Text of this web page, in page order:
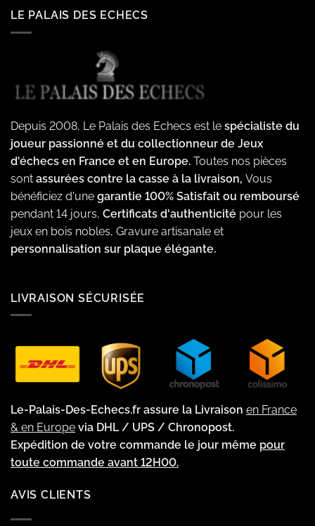
LE PALAIS DES ECHECS
Depuis 2008, Le Palais des Echecs est le spécialiste du
joueur passionné et du collectionneur de Jeux
d'échecs en France et en Europe. Toutes nos pièces
sont assurées contre la casse à la livraison, Vous
bénéficiez d'une garantie 100% Satisfait ou remboursé
pendant 14 jours, Certificats d'authenticité pour les
jeux en bois nobles, Gravure artisanale et
personnalisation sur plaque élégante.
LIVRAISON SÉCURISÉE
Le-Palais-Des-Echecs.fr assure la Livraison en France
& en Europe via DHL / UPS / Chronopost.
Expédition de votre commande le jour même pour
toute commande avant 12H00.
AVIS CLIENTS